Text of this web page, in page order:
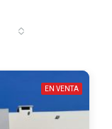
EN VENTA